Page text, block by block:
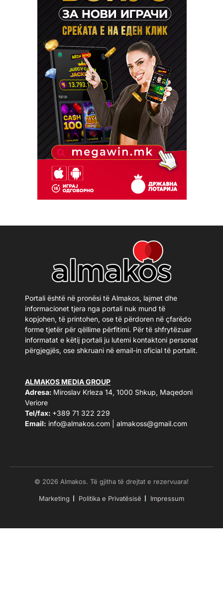
Portali është në pronësi të Almakos, lajmet dhe
informacionet tjera nga portali nuk mund të
kopjohen, të printohen, ose të përdoren në çfarëdo
forme tjetër për qëllime përfitimi. Për të shfrytëzuar
informatat e këtij portali ju lutemi kontaktoni personat
përgjegjës, ose shkruani në email-in oficial të portalit.
ALMAKOS MEDIA GROUP
Adresa: Miroslav Krleza 14, 1000 Shkup, Maqedoni
Veriore
Tel/fax: +389 71 322 229
Email: info@almakos.com almakoss@gmail.com
© 2026 Almakos. Të gjitha të drejtat e rezervuara!
Marketing Politika e Privatësisë Impressum